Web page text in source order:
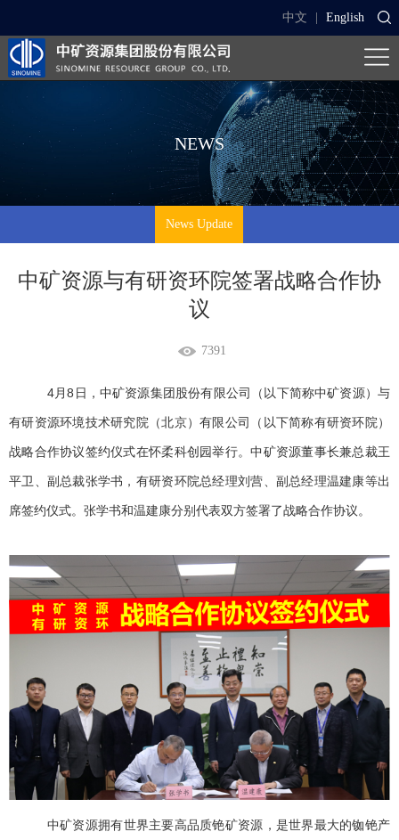
中文 English
NEWS
News Update
中矿资源与有研资环院签署战略合作协
议
7391
4月8日，中矿资源集团股份有限公司（以下简称中矿资源）与
有研资源环境技术研究院（北京）有限公司（以下简称有研资环院）
战略合作协议签约仪式在怀柔科创园举行。中矿资源董事长兼总裁王
平卫、副总裁张学书，有研资环院总经理刘营、副总经理温建康等出
席签约仪式。张学书和温建康分别代表双方签署了战略合作协议。
中矿资源拥有世界主要高品质铯矿资源，是世界最大的铷铯产